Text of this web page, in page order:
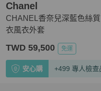
CHANEL香奈兒深藍色絲
衣風衣外套
Chanel
TWD 59,500 免運
安心購 +499 專人檢查